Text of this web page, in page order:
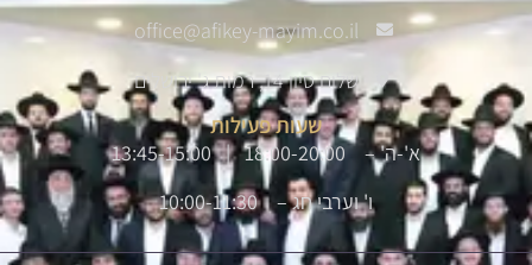
office@afikey-mayim.co.il
שלום סיון 14, רמות ג' ירושלים
שעות פעילות
א'-ה' – 18:00-20:00 | 13:45-15:00
ו' וערבי חג – 10:00-11:30